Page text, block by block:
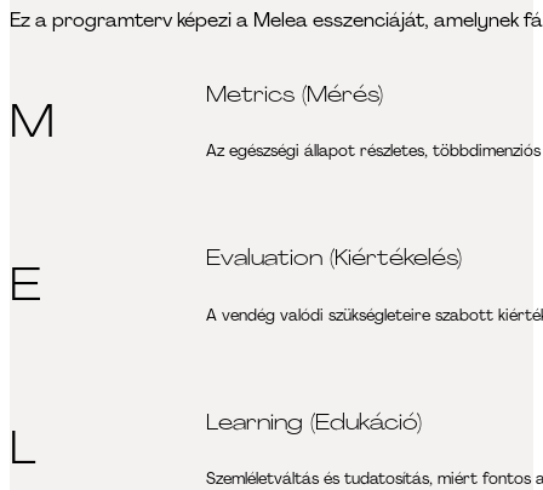
Ez a programterv képezi a Melea esszenciáját, amelynek
M
Metrics (Mérés)
Az egészségi állapot részletes,
E
Evaluation (Kiértékelés)
A vendég valódi szükségleteire szabott
L
Learning (Edukáció)
Szemléletváltás és tudatosítás, miért fontos